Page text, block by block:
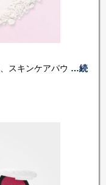
スキンケアパウ …続